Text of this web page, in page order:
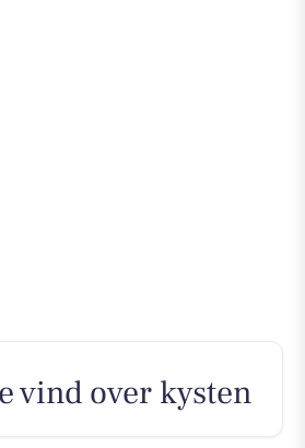
vind over kysten